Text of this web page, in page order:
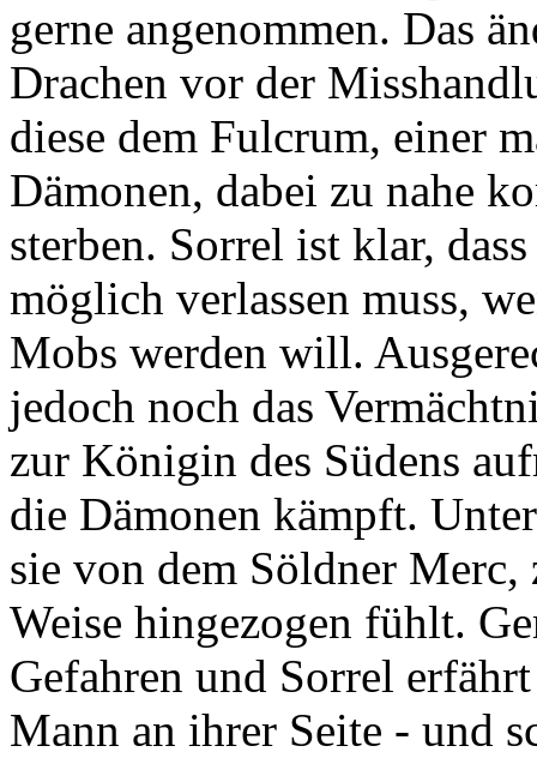
gerne angenommen. Das
Drachen vor der
diese dem Fulcrum, einer
Dämonen, dabei zu nahe
sterben. Sorrel ist klar,
möglich verlassen muss,
Mobs werden will.
jedoch noch das
zur Königin des Südens
die Dämonen kämpft.
sie von dem Söldner Merc,
Weise hingezogen fühlt.
Gefahren und Sorrel
Mann an ihrer Seite - und